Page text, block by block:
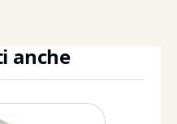
anche